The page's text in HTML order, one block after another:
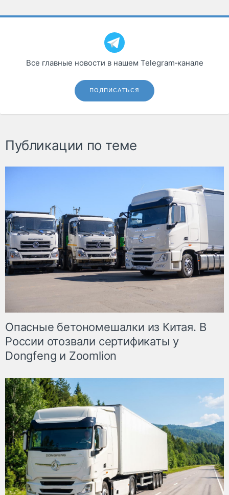
Все главные новости в нашем Telegram‑канале
ПОДПИСАТЬСЯ
Публикации по теме
Опасные бетономешалки из Китая. В
России отозвали сертификаты у
Dongfeng и Zoomlion